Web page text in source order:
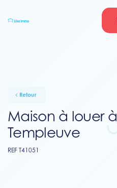
Retour
Maison à louer à
Templeuve
REF T41051